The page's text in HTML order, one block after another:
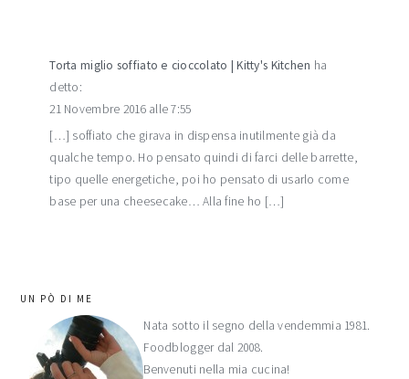
Torta miglio soffiato e cioccolato | Kitty's Kitchen ha
detto:
21 Novembre 2016 alle 7:55
[…] soffiato che girava in dispensa inutilmente già da
qualche tempo. Ho pensato quindi di farci delle barrette,
tipo quelle energetiche, poi ho pensato di usarlo come
base per una cheesecake… Alla fine ho […]
barra
laterale
primaria
UN PÒ DI ME
Nata sotto il segno della vendemmia 1981.
Foodblogger dal 2008.
Benvenuti nella mia cucina!